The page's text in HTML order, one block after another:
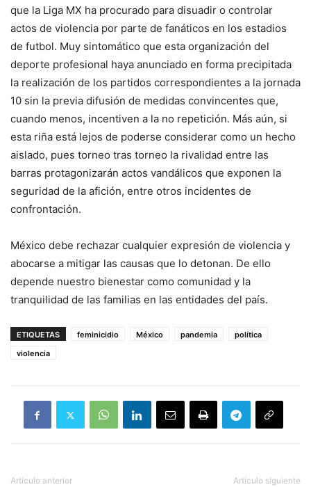
que la Liga MX ha procurado para disuadir o controlar
actos de violencia por parte de fanáticos en los estadios
de futbol. Muy sintomático que esta organización del
deporte profesional haya anunciado en forma precipitada
la realización de los partidos correspondientes a la jornada
10 sin la previa difusión de medidas convincentes que,
cuando menos, incentiven a la no repetición. Más aún, si
esta riña está lejos de poderse considerar como un hecho
aislado, pues torneo tras torneo la rivalidad entre las
barras protagonizarán actos vandálicos que exponen la
seguridad de la afición, entre otros incidentes de
confrontación.
México debe rechazar cualquier expresión de violencia y
abocarse a mitigar las causas que lo detonan. De ello
depende nuestro bienestar como comunidad y la
tranquilidad de las familias en las entidades del país.
ETIQUETAS feminicidio México pandemia
política
violencia
Artículo anterior Artículo siguiente